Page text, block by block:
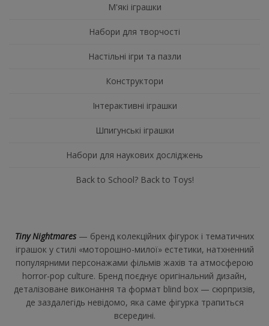
М'які іграшки
Набори для творчості
Настільні ігри та пазли
Конструктори
Інтерактивні іграшки
Шпигунські іграшки
Набори для наукових досліджень
Back to School? Back to Toys!
Tiny Nightmares — бренд колекційних фігурок і тематичних
іграшок у стилі «моторошно-милої» естетики, натхненний
популярними персонажами фільмів жахів та атмосферою
horror-pop culture. Бренд поєднує оригінальний дизайн,
деталізоване виконання та формат blind box — сюрпризів,
де заздалегідь невідомо, яка саме фігурка трапиться
всередині.